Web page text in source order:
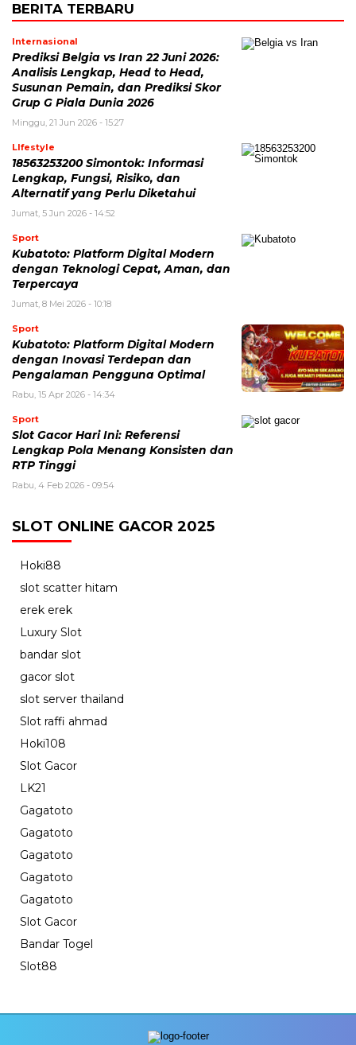
BERITA TERBARU
Internasional
Prediksi Belgia vs Iran 22 Juni 2026:
Analisis Lengkap, Head to Head,
Susunan Pemain, dan Prediksi Skor
Grup G Piala Dunia 2026
Minggu, 21 Jun 2026 - 15:27
LIfestyle
18563253200 Simontok: Informasi
Lengkap, Fungsi, Risiko, dan
Alternatif yang Perlu Diketahui
Jumat, 5 Jun 2026 - 14:52
Sport
Kubatoto: Platform Digital Modern
dengan Teknologi Cepat, Aman, dan
Terpercaya
Jumat, 8 Mei 2026 - 10:18
Sport
Kubatoto: Platform Digital Modern
dengan Inovasi Terdepan dan
Pengalaman Pengguna Optimal
Rabu, 15 Apr 2026 - 14:34
Sport
Slot Gacor Hari Ini: Referensi
Lengkap Pola Menang Konsisten dan
RTP Tinggi
Rabu, 4 Feb 2026 - 09:54
SLOT ONLINE GACOR 2025
Hoki88
slot scatter hitam
erek erek
Luxury Slot
bandar slot
gacor slot
slot server thailand
Slot raffi ahmad
Hoki108
Slot Gacor
LK21
Gagatoto
Gagatoto
Gagatoto
Gagatoto
Gagatoto
Slot Gacor
Bandar Togel
Slot88